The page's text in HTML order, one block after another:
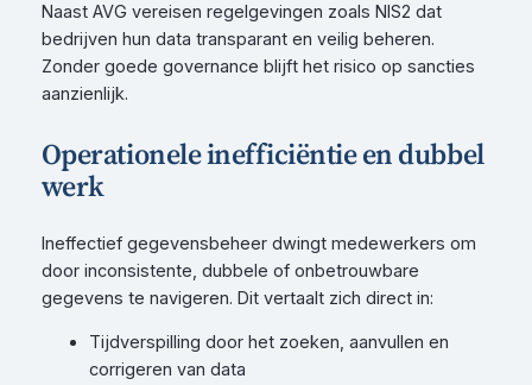
Naast AVG vereisen regelgevingen zoals NIS2 dat
bedrijven hun data transparant en veilig beheren.
Zonder goede governance blijft het risico op sancties
aanzienlijk.
Operationele inefficiëntie en dubbel
werk
Ineffectief gegevensbeheer dwingt medewerkers om
door inconsistente, dubbele of onbetrouwbare
gegevens te navigeren. Dit vertaalt zich direct in:
Tijdverspilling door het zoeken, aanvullen en
corrigeren van data